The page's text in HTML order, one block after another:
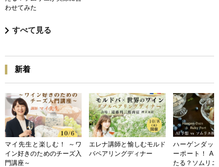
わせてみた
すべて見る
新着
マイ先生と楽しむ！ ～ワ
イン好きのためのチーズ入
門講座～
エレナ講師と愉しむモルド
バペアリングディナー
ハーゲンダッ
ーポート！ AI
たる？ソムリ